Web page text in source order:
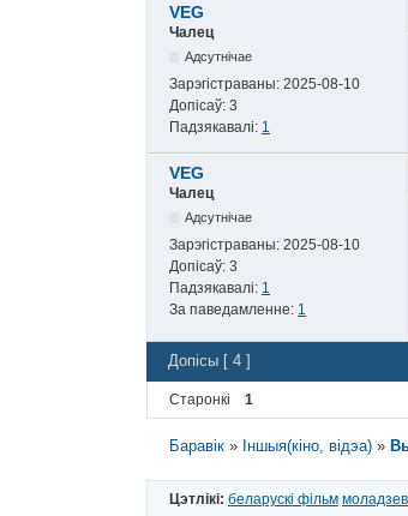
VEG
Чалец
Адсутнічае
Зарэгістраваны: 2025-08-10
Допісаў: 3
Падзякавалі: 1
VEG
Чалец
Адсутнічае
Зарэгістраваны: 2025-08-10
Допісаў: 3
Падзякавалі: 1
За паведамленне: 1
Допісы [ 4 ]
Старонкі 1
Баравік » Іншыя(кіно, відэа) »
Цэтлікі: беларускі фільм